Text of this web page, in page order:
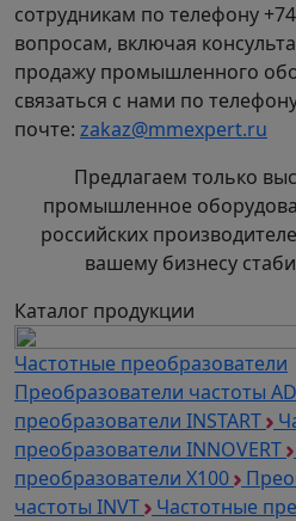
СХЕМА
ПРЕОБРАЗОВАТЕЛЕЙ
INSTART СЕРИИ LCI
сотрудникам по телефону
вопросам, включая
продажу промышленного
связаться с нами по
почте: zakaz@mmexpert.ru
Предлагаем только
промышленное
российских
вашему бизнесу
Каталог продукции
Частотные преобразователи
Преобразователи частоты AD
преобразователи INSTART
преобразователи INNOVERT
преобразователи Х100
частоты INVT
Частотные